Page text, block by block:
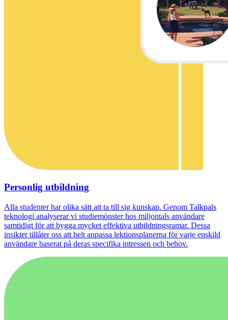
Personlig utbildning
Alla studenter har olika sätt att ta till sig kunskap. Genom Talkpals
teknologi analyserar vi studiemönster hos miljontals användare
samtidigt för att bygga mycket effektiva utbildningsramar. Dessa
insikter tillåter oss att helt anpassa lektionsplanerna för varje enskild
användare baserat på deras specifika intressen och behov.